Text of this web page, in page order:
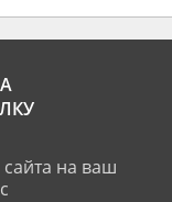
на ваш